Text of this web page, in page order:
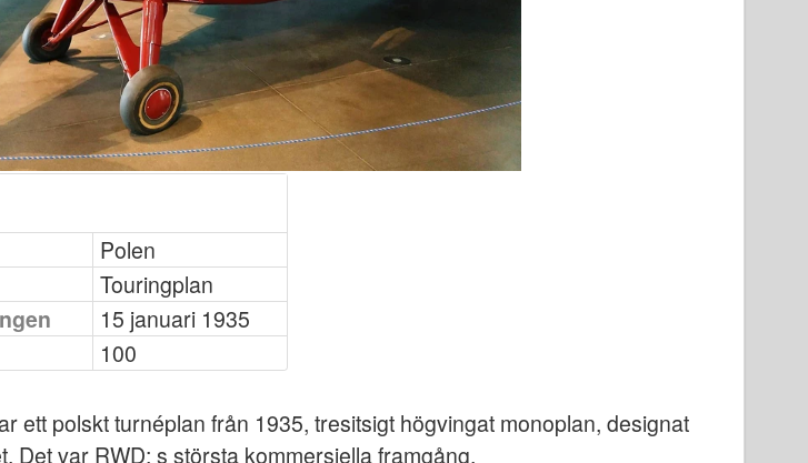
Polen
Touringplan
15 januari 1935
100
ett polskt turnéplan från 1935, tresitsigt högvingat monoplan, designat
Det var RWD: s största kommersiella framgång.